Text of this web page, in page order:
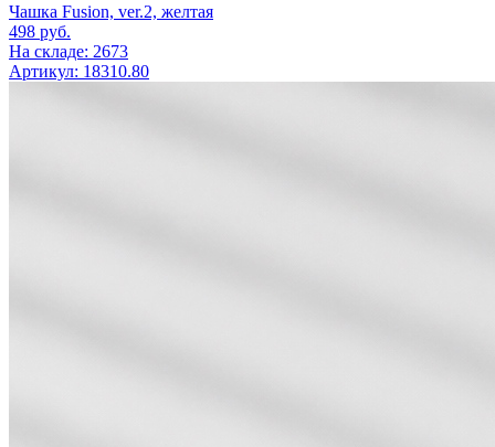
Чашка Fusion, ver.2, желтая
498 руб.
На складе: 2673
Артикул: 18310.80